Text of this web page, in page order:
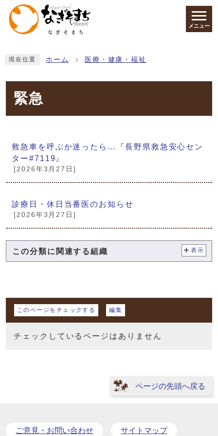
ページの先頭です
メニュー
現在位置 ホーム 医療・健康・福祉
緊急
メインメニュー
救急車を呼ぶか迷ったら…『長野県救急安心セン
ター#7119』
[2026年3月27日]
診療日・休日当番医のお知らせ
[2026年3月27日]
この分類に関連する組織 表示
マイページ
このページをチェックする 編集
チェックしているページはありません
ページの先頭へ戻る
ご意見・お問い合わせ サイトマップ